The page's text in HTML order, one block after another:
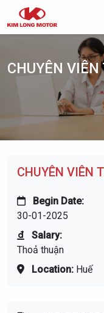
CHUYÊN VIÊN
CHUYÊN VIÊN
Begin Date:
30-01-2025
Salary:
Thoả thuận
Location: Huế